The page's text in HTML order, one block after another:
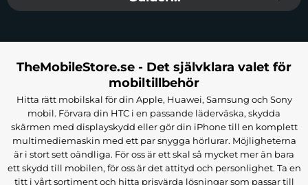
TheMobileStore.se - Det självklara valet för
mobiltillbehör
Hitta rätt mobilskal för din Apple, Huawei, Samsung och Sony
mobil. Förvara din HTC i en passande läderväska, skydda
skärmen med displayskydd eller gör din iPhone till en komplett
multimediemaskin med ett par snygga hörlurar. Möjligheterna
är i stort sett oändliga. För oss är ett skal så mycket mer än bara
ett skydd till mobilen, för oss är det attityd och personlighet. Ta en
titt i vårt sortiment och hitta prisvärda lösningar som passar till